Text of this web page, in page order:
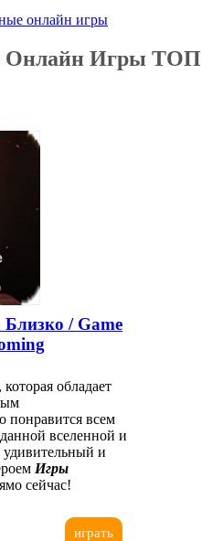
Онлайн Игры ТОП
/ Game
, которая обладает
понравится всем
вселенной и
удивительный и
Игры
сейчас!
играть